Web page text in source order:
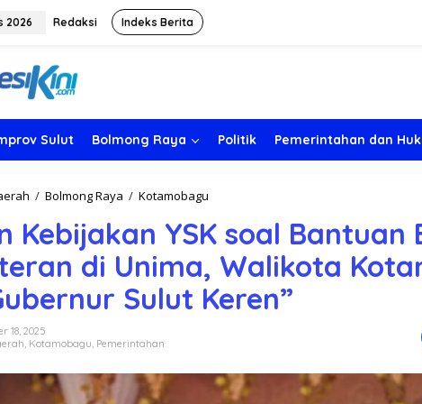
2026 Redaksi Indeks Berita
Sulut Bolmong Raya Politik Pemerintahan dan
/ Bolmong Raya / Kotamobagu
s
p
n
K
e
a
Kebijakan YSK soal Bantuan
di Unima, Walikota
Sulut Keren”
18, 2025
, Kotamobagu, Pemerintahan